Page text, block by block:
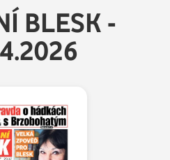
BLESK -